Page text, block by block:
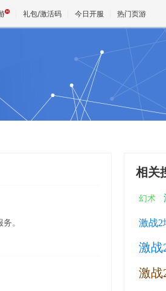
礼包/激活码 今日开服 热门页游
魔兽
天堂
。
相关
幻术
激战2
激战
激战